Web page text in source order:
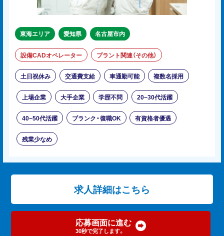
東海エリア 愛知県 名古屋市内
設備CADオペレーター プラント関連（その他）
土日祝休み 交通費支給 車通勤可能 複数名採用
上場企業 大手企業 学歴不問 20~30代活躍
40~50代活躍 ブランク・復職OK 有資格者優遇
残業少なめ
求人詳細はこちら
応募画面に進む
30秒で完了します。